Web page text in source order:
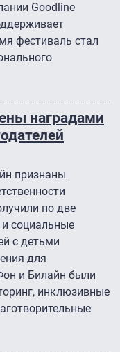
Goodline
фестиваль стал
наградами
признаны
по две
социальные
с детьми
для
и Билайн были
инклюзивные